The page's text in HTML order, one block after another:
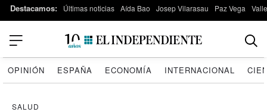
Destacamos: Últimas noticias Aída Bao Josep Vilarasau Paz Vega
OPINIÓN ESPAÑA ECONOMÍA INTERNACIONAL
SALUD